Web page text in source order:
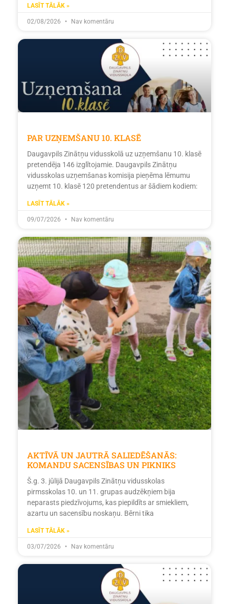
LASĪT TĀLĀK »
02/08/2026 Nav komentāru
PAR UZŅEMŠANU 10. KLASĒ
Daugavpils Zinātņu vidusskolā uz uzņemšanu 10. klasē
pretendēja 146 izglītojamie. Daugavpils Zinātņu
vidusskolas uzņemšanas komisija pieņēma lēmumu
uzņemt 10. klasē 120 pretendentus ar šādiem kodiem:
LASĪT TĀLĀK »
09/07/2026 Nav komentāru
AKTĪVĀ UN JAUTRĀ SALIEDĒŠANĀS:
KOMANDU SACENSĪBAS UN PIKNIKS
Š.g. 3. jūlijā Daugavpils Zinātņu vidusskolas
pirmsskolas 10. un 11. grupas audzēkņiem bija
neparasts piedzīvojums, kas piepildīts ar smiekliem,
azartu un sacensību noskaņu. Bērni tika
LASĪT TĀLĀK »
03/07/2026 Nav komentāru